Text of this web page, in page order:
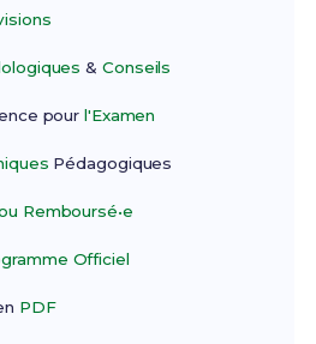
&Conseils
pourl'Examen
Pédagogiques
Remboursé•e
Officiel
PDF